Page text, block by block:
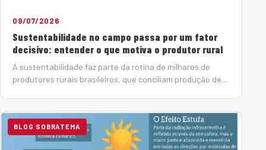
09/07/2026
Sustentabilidade no campo passa por um fator
decisivo: entender o que motiva o produtor rural
A sustentabilidade faz parte da rotina de milhares de
produtores rurais brasileiros, que conciliam produção de
ampliar voluntariamente as áreas de Reserva Legal e de
Preservação Permanente ou aumentar...
BLOG SOBRATEMA